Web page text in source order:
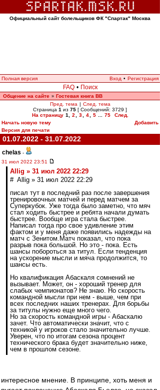
Официальный сайт болельщиков ФК "Спартак" Москва
Полная версия Вход • Регистрация
FAQ • Поиск
Общение на сайте » Гостевая книга ВВ
Пред. тема | След. тема
Страница 1 из 75 [ Сообщений: 3729 ]
На страницу 1 2 3 4 5 75
След.
Начать новую тему
Добавить
Версия для печати
01.07.2022 - 31.07.2022
chelas -
31 июл 2022 23:51
Allig » 31 июл 2022 22:29
# Allig » 31 июл 2022 22:29
писал тут в последний раз после завершения
тренировочных матчей и перед матчем за
Суперкубок. Уже тогда было заметно, что мяч
стал ходить быстрее и ребята начали думать
быстрее. Вообще игра стала быстрее.
Написал тогда про свое удивление этим
фактом и у меня даже появились надежды на
матч с Зенитом.Матч показал, что пока
разрыв пока большой. Но это - пока. Есть
шансы побороться за титул. Если тенденция
на ускорение мысли и мяча продолжится, то
шансы есть.
Но квалификация Абаскаля сомнений не
вызывает. Может, он - хороший тренер для
слабых чемпионатов? Не знаю. Но скорость
командной мысли при нем - выше, чем при
всех последних наших тренерах. Для борьбы
за титулы нужно еще много чего.
Но за скорость командной игры - Абаскалю
зачет. Что автоматически значит, что с
техникой у игроков стало значительно лучше.
Уверен, что по итогам сезона процент
технического брака будет значительно ниже,
чем в прошлом сезоне.
интересное мнение. В принципе, хоть меня и